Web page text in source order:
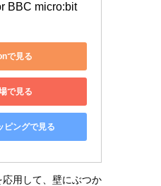
BBC micro:bit
で見る
で見る
ピングで見る
用して、壁にぶつか